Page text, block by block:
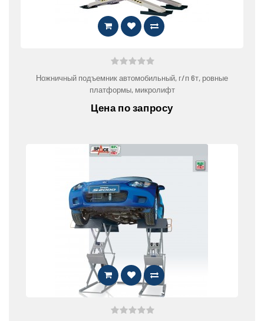
Ножничный подъемник автомобильный, г/п 6т, ровные
платформы, микролифт
Цена по запросу